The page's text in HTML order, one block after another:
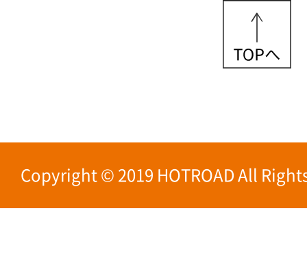
Copyright © 2019 HOTROAD All